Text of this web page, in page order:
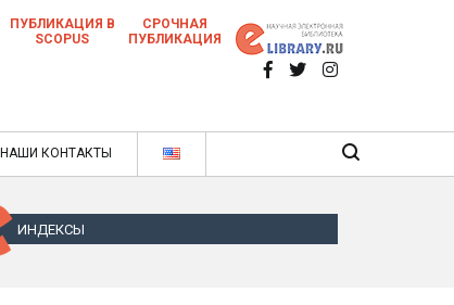
статей в ежемесячном научном
журнале
ПУБЛИКАЦИЯ В
SCOPUS
СРОЧНАЯ
ПУБЛИКАЦИЯ
НАШИ КОНТАКТЫ
ИНДЕКСЫ